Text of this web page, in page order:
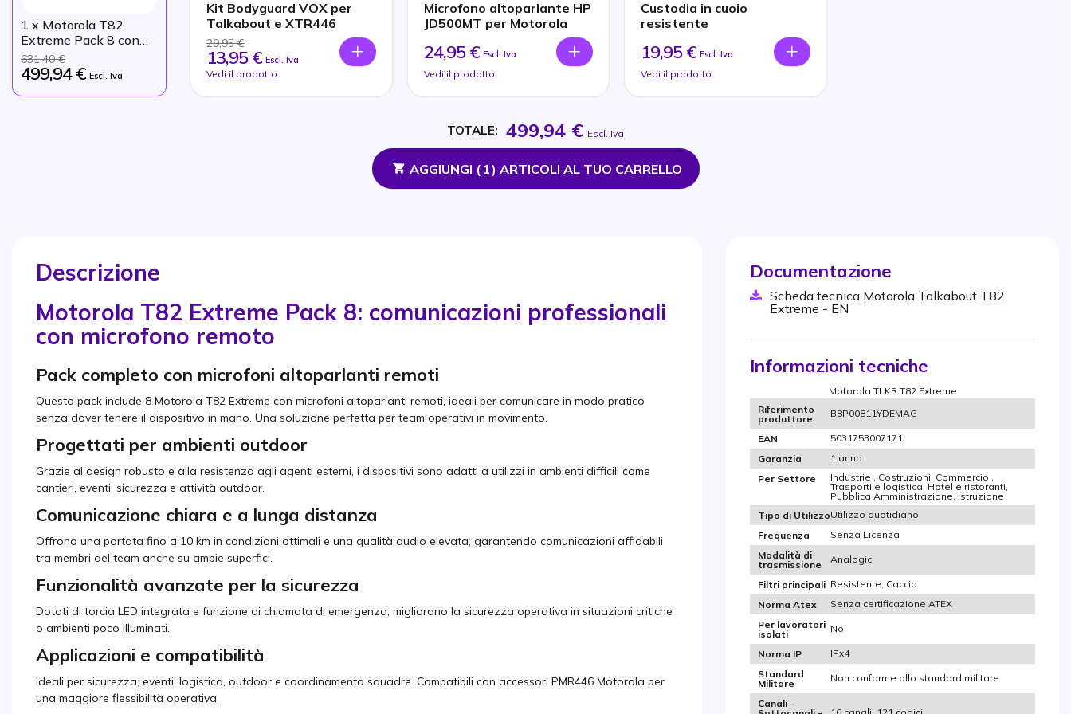
1 x Motorola T82
Extreme Pack 8 con
Microfono Remoto
631,40 €
499,94 € Escl. Iva
Kit Bodyguard VOX per
Talkabout e XTR446
29,95 €
13,95 € Escl. Iva
Vedi il prodotto
Microfono altoparlante HP
JD500MT per Motorola
24,95 € Escl. Iva
Vedi il prodotto
Custodia in cuoio
resistente
19,95 € Escl. Iva
Vedi il prodotto
TOTALE: 499,94 € Escl. Iva
AGGIUNGI ( 1) ARTICOLI AL TUO CARRELLO
Descrizione
Motorola T82 Extreme Pack 8: comunicazioni professionali
con microfono remoto
Pack completo con microfoni altoparlanti remoti
Questo pack include 8 Motorola T82 Extreme con microfoni altoparlanti remoti, ideali per comunicare in modo pratico
senza dover tenere il dispositivo in mano. Una soluzione perfetta per team operativi in movimento.
Progettati per ambienti outdoor
Grazie al design robusto e alla resistenza agli agenti esterni, i dispositivi sono adatti a utilizzi in ambienti difficili come
cantieri, eventi, sicurezza e attività outdoor.
Comunicazione chiara e a lunga distanza
Offrono una portata fino a 10 km in condizioni ottimali e una qualità audio elevata, garantendo comunicazioni affidabili
tra membri del team anche su ampie superfici.
Funzionalità avanzate per la sicurezza
Dotati di torcia LED integrata e funzione di chiamata di emergenza, migliorano la sicurezza operativa in situazioni critiche
o ambienti poco illuminati.
Applicazioni e compatibilità
Ideali per sicurezza, eventi, logistica, outdoor e coordinamento squadre. Compatibili con accessori PMR446 Motorola per
una maggiore flessibilità operativa.
Documentazione
Scheda tecnica Motorola Talkabout T82
Extreme - EN
Informazioni tecniche
Motorola TLKR T82 Extreme
Riferimento
produttore
B8P00811YDEMAG
EAN
5031753007171
Garanzia
1 anno
Per Settore
Industrie , Costruzioni, Commercio ,
Trasporti e logistica, Hotel e ristoranti,
Pubblica Amministrazione, Istruzione
Tipo di UtilizzoUtilizzo quotidiano
Frequenza
Senza Licenza
Modalità di
trasmissione
Analogici
Filtri principali Resistente, Caccia
Norma Atex
Senza certificazione ATEX
Per lavoratori
isolati
No
Norma IP
IPx4
Standard
Militare
Non conforme allo standard militare
Canali -